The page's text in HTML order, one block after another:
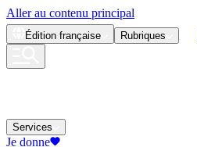
Aller au contenu principal
Édition française Rubriques
Services
Je donne